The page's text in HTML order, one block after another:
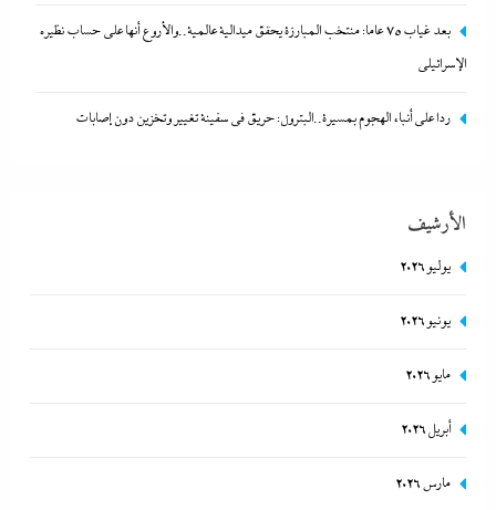
20 يونيو، 2026
20 يونيو، 2026
بعد غياب 75 عاما: منتخب المبارزة يحقق ميدالية عالمية..والأروع أنها على حساب نظيره
الإسرائيلي
ردا على أنباء الهجوم بمسيرة..البترول: حريق في سفينة تغيير وتخزين دون إصابات
الأرشيف
يوليو 2026
يونيو 2026
مايو 2026
أبريل 2026
مارس 2026